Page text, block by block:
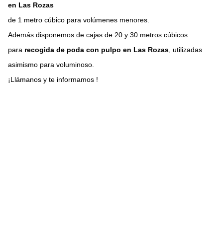
en Las Rozas
de 1 metro cúbico para volúmenes menores.
Además disponemos de cajas de 20 y 30 metros cúbicos
para recogida de poda con pulpo en Las Rozas , utilizadas
asimismo para voluminoso.
¡Llámanos y te informamos !